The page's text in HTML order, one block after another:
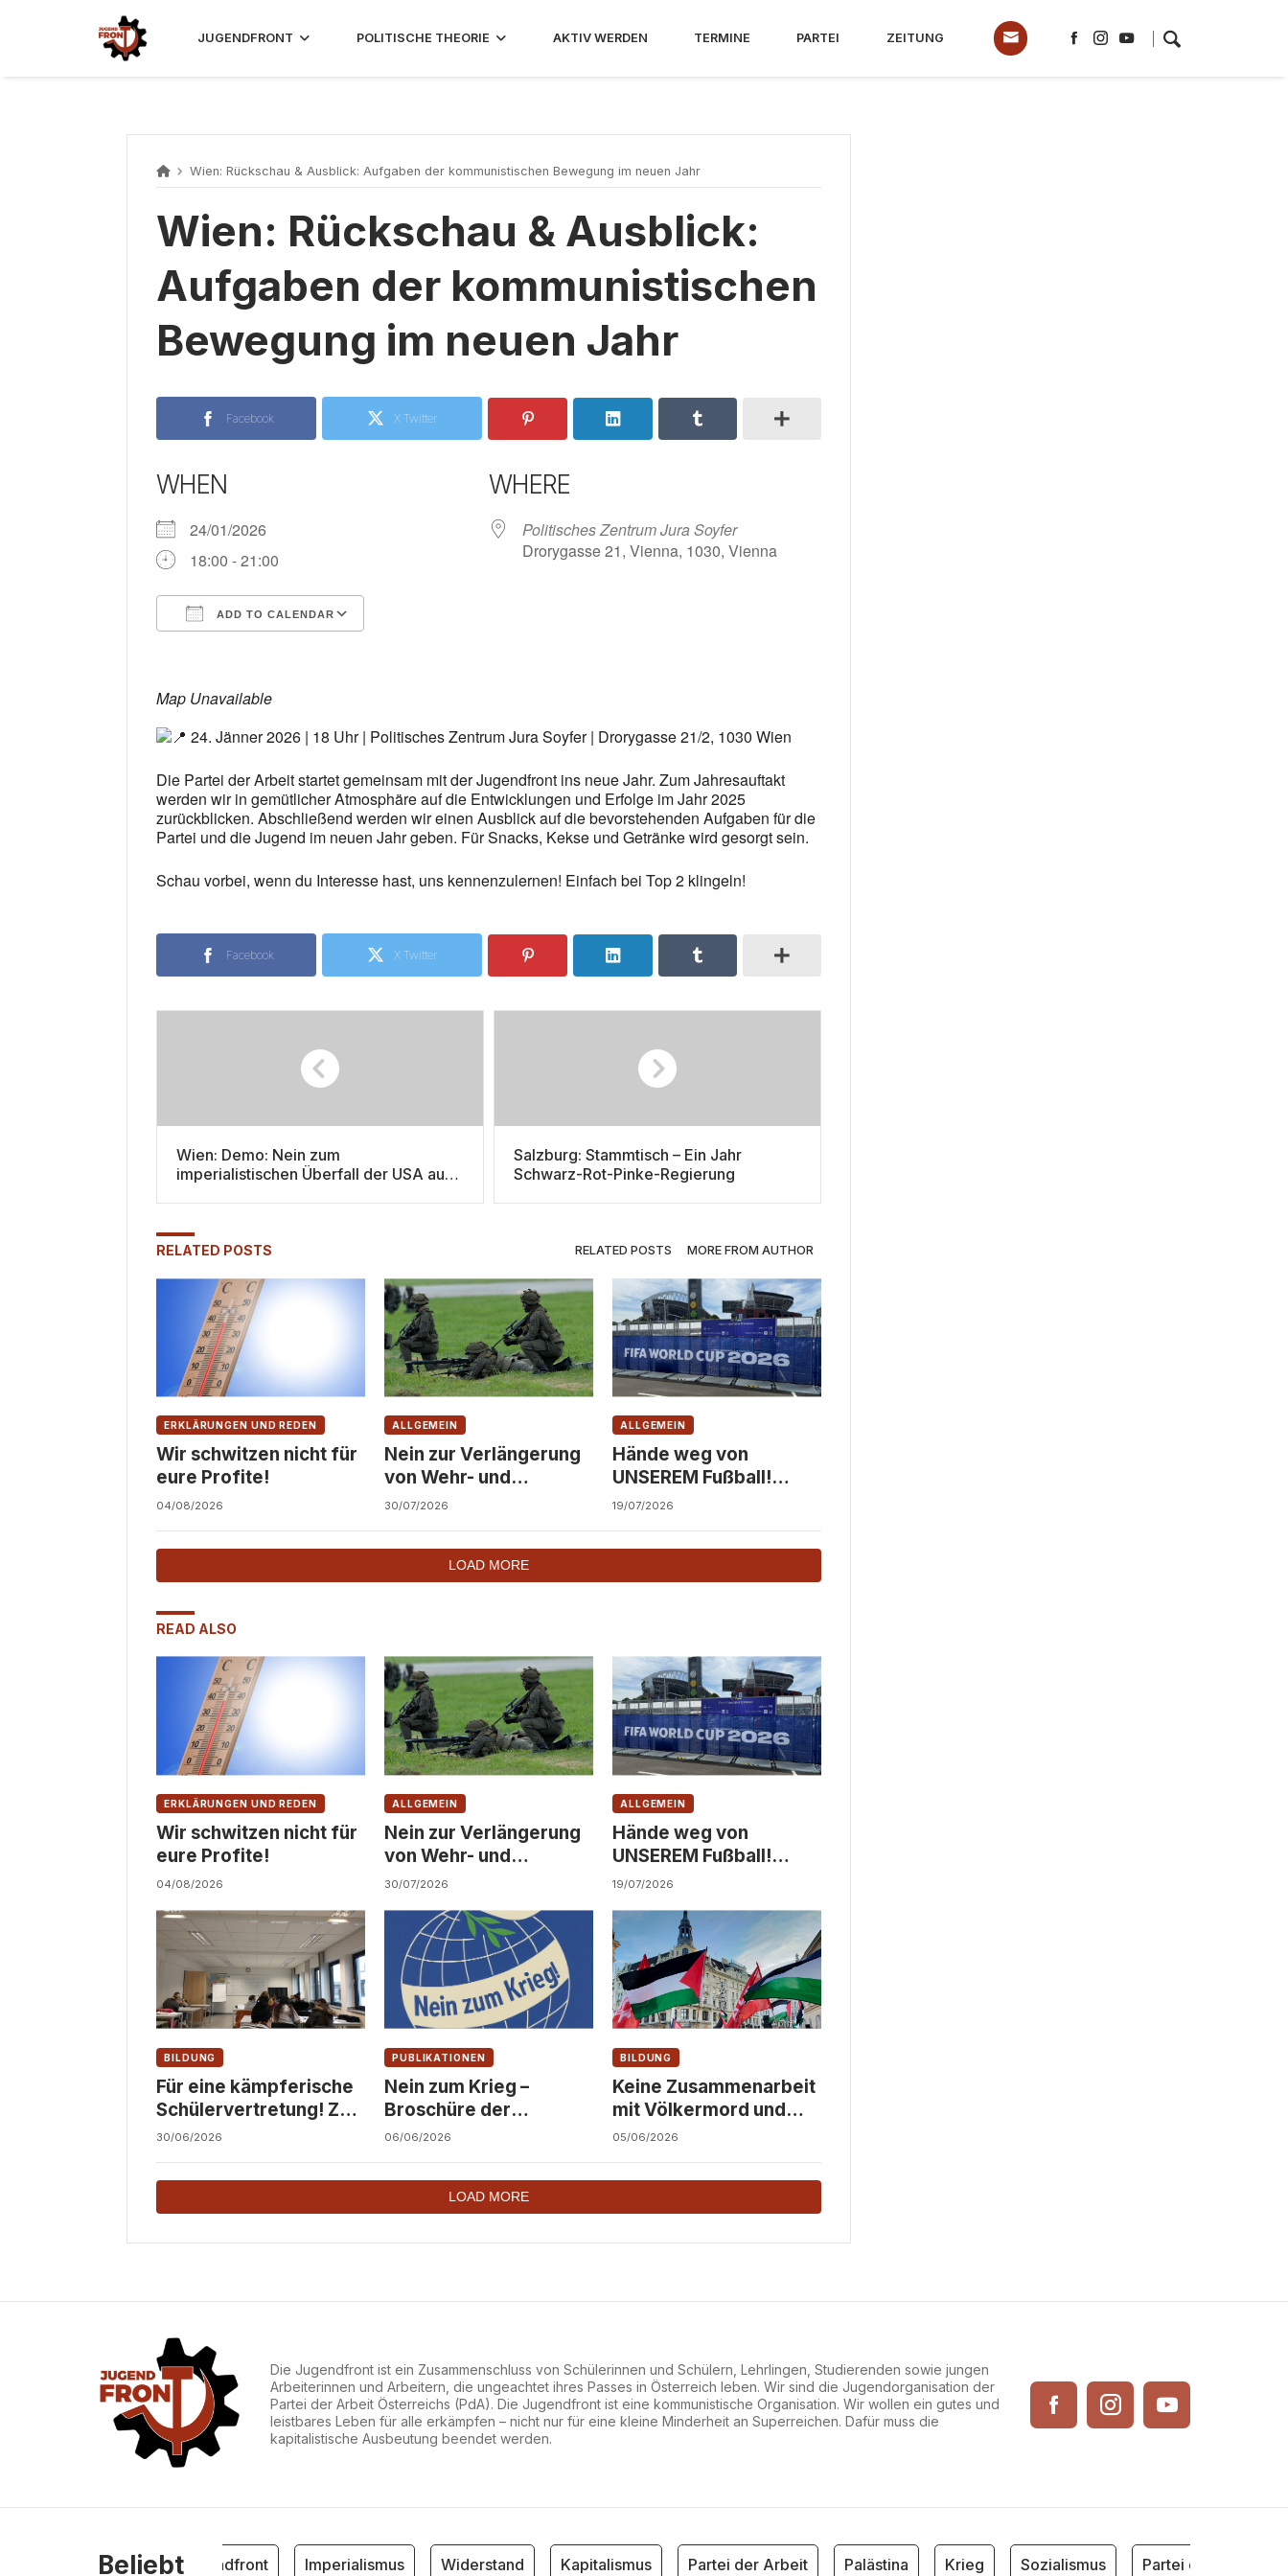
JUGENDFRONT POLITISCHE THEORIE AKTIV WERDEN TERMINE PARTEI ZEITUNG
Wien: Rückschau & Ausblick: Aufgaben der kommunistischen Bewegung im neuen Jahr
Wien: Rückschau & Ausblick:
Aufgaben der kommunistischen
Bewegung im neuen Jahr
Facebook X Twitter
WHEN
24/01/2026
18:00 - 21:00
ADD TO CALENDAR
WHERE
Politisches Zentrum Jura Soyfer
Drorygasse 21, Vienna, 1030, Vienna
Map Unavailable
24. Jänner 2026 | 18 Uhr | Politisches Zentrum Jura Soyfer | Drorygasse 21/2, 1030 Wien
Die Partei der Arbeit startet gemeinsam mit der Jugendfront ins neue Jahr. Zum Jahresauftakt
werden wir in gemütlicher Atmosphäre auf die Entwicklungen und Erfolge im Jahr 2025
zurückblicken. Abschließend werden wir einen Ausblick auf die bevorstehenden Aufgaben für die
Partei und die Jugend im neuen Jahr geben. Für Snacks, Kekse und Getränke wird gesorgt sein.
Schau vorbei, wenn du Interesse hast, uns kennenzulernen! Einfach bei Top 2 klingeln!
Facebook X Twitter
Wien: Demo: Nein zum
imperialistischen Überfall der USA auf
Salzburg: Stammtisch – Ein Jahr
Schwarz-Rot-Pinke-Regierung
RELATED POSTS RELATED POSTS MORE FROM AUTHOR
ERKLÄRUNGEN UND REDEN
Wir schwitzen nicht für
eure Profite!
04/08/2026
ALLGEMEIN
Nein zur Verlängerung
von Wehr- und
Zivildienst!
30/07/2026
ALLGEMEIN
Hände weg von
UNSEREM Fußball!
Solidarität statt
19/07/2026
LOAD MORE
READ ALSO
ERKLÄRUNGEN UND REDEN
Wir schwitzen nicht für
eure Profite!
04/08/2026
ALLGEMEIN
Nein zur Verlängerung
von Wehr- und
Zivildienst!
30/07/2026
ALLGEMEIN
Hände weg von
UNSEREM Fußball!
Solidarität statt
19/07/2026
BILDUNG
Für eine kämpferische
Schülervertretung! Zu
den LSV-Wahlen
30/06/2026
PUBLIKATIONEN
Nein zum Krieg –
Broschüre der
Jugendfront
06/06/2026
BILDUNG
Keine Zusammenarbeit
mit Völkermord und
Besatzung an
Hochschulen!
05/06/2026
LOAD MORE
Die Jugendfront ist ein Zusammenschluss von Schülerinnen und Schülern, Lehrlingen, Studierenden sowie jungen
Arbeiterinnen und Arbeitern, die ungeachtet ihres Passes in Österreich leben. Wir sind die Jugendorganisation der
Partei der Arbeit Österreichs (PdA). Die Jugendfront ist eine kommunistische Organisation. Wir wollen ein gutes und
leistbares Leben für alle erkämpfen – nicht nur für eine kleine Minderheit an Superreichen. Dafür muss die
kapitalistische Ausbeutung beendet werden.
BeliebtJugendfront Imperialismus Widerstand Kapitalismus Partei der Arbeit Palästina Krieg Sozialismus Partei der Arbeit